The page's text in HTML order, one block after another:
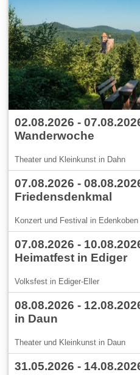
02.08.2026 -
Wanderwoche
Theater und Kleinkunst in Dahn
07.08.2026 -
Friedensdenkmal
Konzert und Festival in Edenkoben
07.08.2026 -
Heimatfest in Ediger
Volksfest in Ediger-Eller
08.08.2026 -
in Daun
Theater und Kleinkunst in Daun
31.05.2026 -